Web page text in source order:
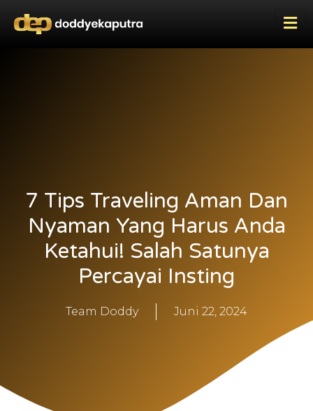
7 Tips Traveling Aman Dan
Nyaman Yang Harus Anda
Ketahui! Salah Satunya
Percayai Insting
Team Doddy Juni 22, 2024